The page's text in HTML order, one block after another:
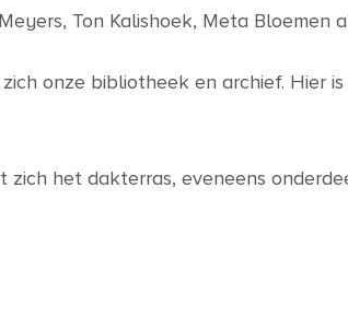
Ton Kalishoek, Meta Bloemen
onze bibliotheek en archief. Hier
het dakterras, eveneens